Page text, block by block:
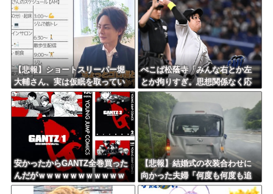
【動画】タイのティパンコーン王子が日本人女性とデートか？
8/4のニュース
日本旅行キャンセルすべきか…1万年ぶり史上最大級の火山の兆し＝韓国の反応
更新中止のお知らせ
海外「おめでとうタキ！」リヴァプール南野がバースデーゴール！！
Powered by livedoor 相互RSS
【悲報】ショートスリーパー堀
大輔さん、実は仮眠を取ってい
たｗｗｗｗｗｗｗｗｗｗｗｗｗ
ｗｗ
ぺこぱ松蔭寺「みんな右とか左
とか拘りすぎ。思想関係なく応
援しようよ」
安かったからGANTZ全巻買った
んだがｗｗｗｗｗｗｗｗｗｗｗ
ｗｗ
【悲報】結婚式の衣装合わせに
向かった夫婦「何度も何度も追
突され…何が目的か本当に理解